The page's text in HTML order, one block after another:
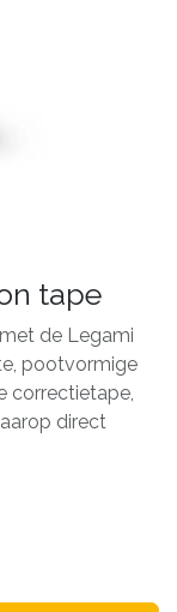
tape
de Legami
pootvormige
correctietape,
direct